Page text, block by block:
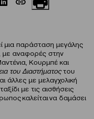
μια παράσταση μεγάλης
με αναφορές στην
Κουρμπέ και
του Διαστήματοςτου
άλλες με μελαγχολική
με τις αισθήσεις
καλείται να δαμάσει